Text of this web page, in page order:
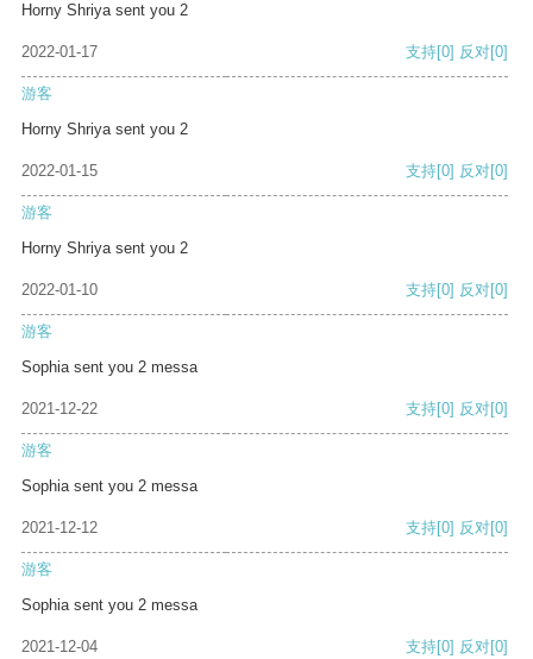
Horny Shriya sent you 2
2022-01-17 支持[0] 反对[0]
游客
Horny Shriya sent you 2
2022-01-15 支持[0] 反对[0]
游客
Horny Shriya sent you 2
2022-01-10 支持[0] 反对[0]
游客
Sophia sent you 2 messa
2021-12-22 支持[0] 反对[0]
游客
Sophia sent you 2 messa
2021-12-12 支持[0] 反对[0]
游客
Sophia sent you 2 messa
2021-12-04 支持[0] 反对[0]